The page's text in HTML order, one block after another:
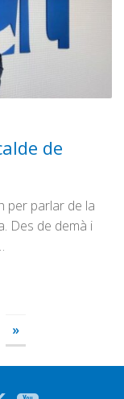
de
per parlar de la
Des de demà i
»